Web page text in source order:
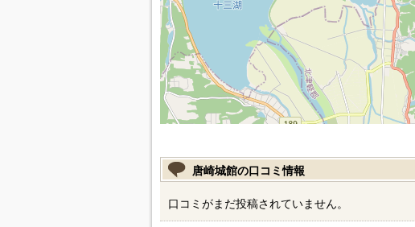
唐崎城館の口コミ情報
口コミがまだ投稿されていません。